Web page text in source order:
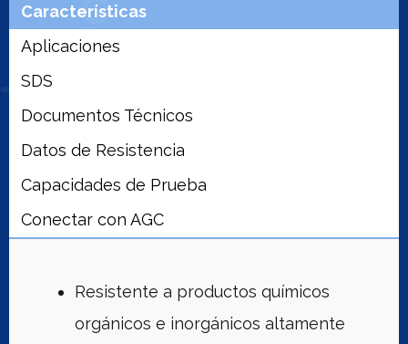
Características
Aplicaciones
SDS
Documentos Técnicos
Datos de Resistencia
Capacidades de Prueba
Conectar con AGC
Resistente a productos químicos
orgánicos e inorgánicos altamente